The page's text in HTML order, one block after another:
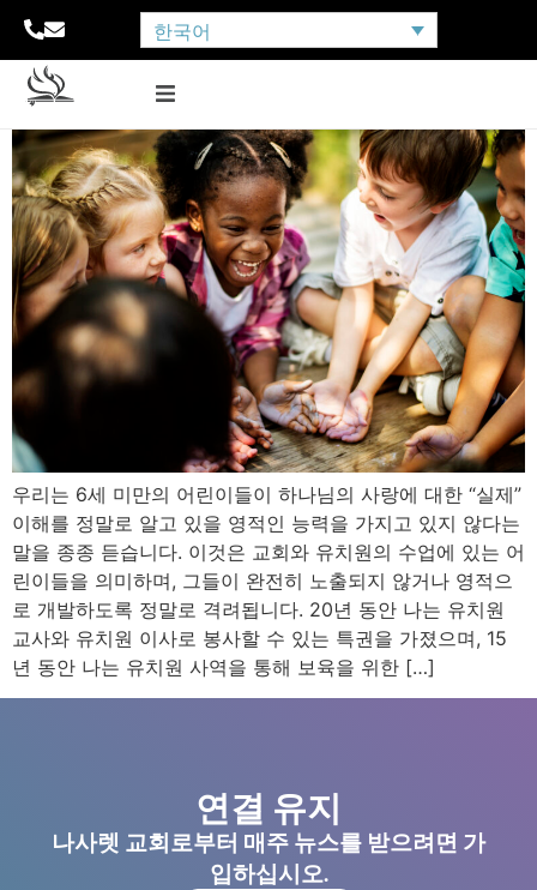
한국어
우리는 6세 미만의 어린이들이 하나님의 사랑에 대한 “실제”
이해를 정말로 알고 있을 영적인 능력을 가지고 있지 않다는
말을 종종 듣습니다. 이것은 교회와 유치원의 수업에 있는 어
린이들을 의미하며, 그들이 완전히 노출되지 않거나 영적으
로 개발하도록 정말로 격려됩니다. 20년 동안 나는 유치원
교사와 유치원 이사로 봉사할 수 있는 특권을 가졌으며, 15
년 동안 나는 유치원 사역을 통해 보육을 위한 […]
연결 유지
나사렛 교회로부터 매주 뉴스를 받으려면 가
입하십시오.